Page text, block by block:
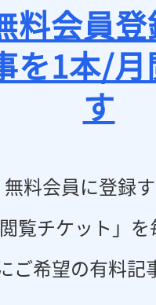
料会員
を1本/
す
無料会員に登録
覧チケット」
ご希望の有料記